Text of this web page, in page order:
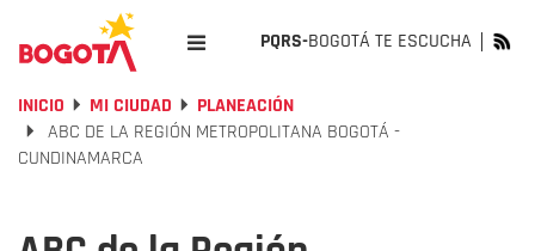
PQRS-BOGOTÁ TE ESCUCHA
INICIO MI CIUDAD
PLANEACIÓN
ABC DE LA REGIÓN METROPOLITANA BOGOTÁ -
CUNDINAMARCA